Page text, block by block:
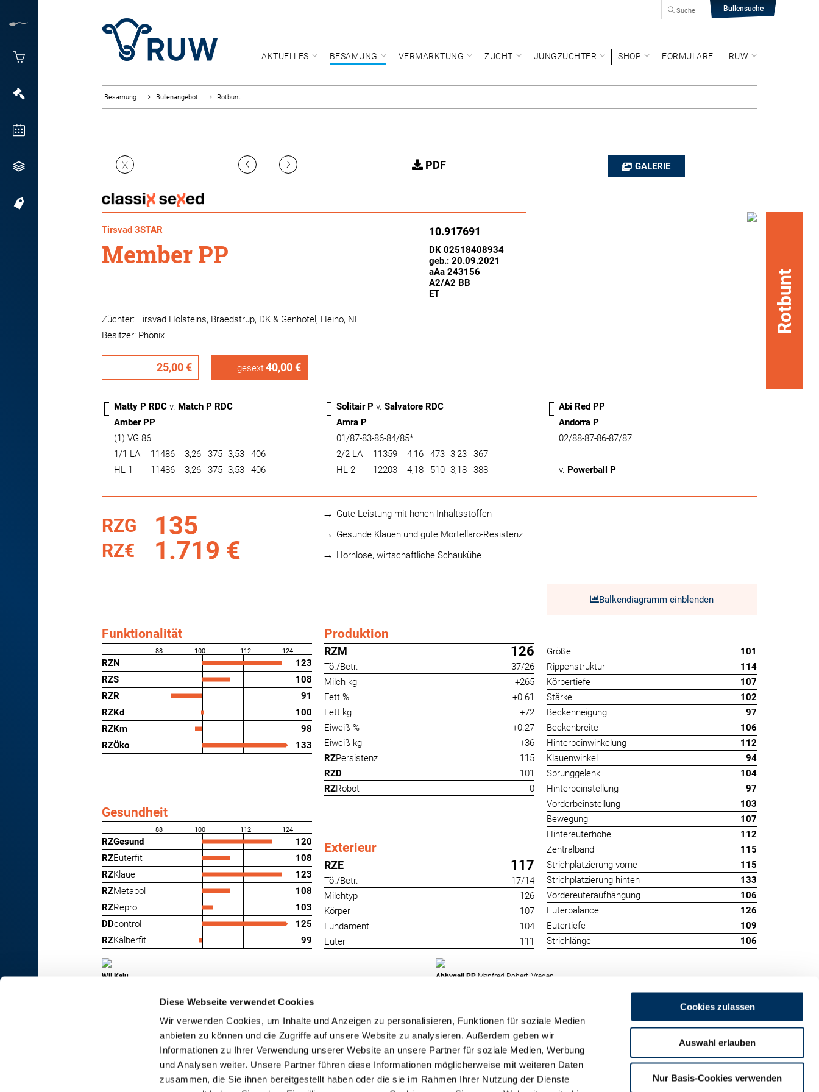
Diese Webseite verwendet Cookies
Wir verwenden Cookies, um Inhalte und Anzeigen zu personalisieren, Funktionen für soziale Medien
anbieten zu können und die Zugriffe auf unsere Website zu analysieren. Außerdem geben wir
Informationen zu Ihrer Verwendung unserer Website an unsere Partner für soziale Medien, Werbung
und Analysen weiter. Unsere Partner führen diese Informationen möglicherweise mit weiteren Daten
zusammen, die Sie ihnen bereitgestellt haben oder die sie im Rahmen Ihrer Nutzung der Dienste
Cookies zulassen
Auswahl erlauben
Nur Basis-Cookies verwenden
Bullensuche
Suche
AKTUELLES BESAMUNG VERMARKTUNG ZUCHT JUNGZÜCHTER SHOP FORMULARE RUW
Besamung Bullenangebot Rotbunt
X ‹ › PDF GALERIE
Tirsvad 3STAR
Member PP
10.917691
DK 02518408934
geb.: 20.09.2021
aAa 243156
A2/A2 BB
ET
Züchter: Tirsvad Holsteins, Braedstrup, DK & Genhotel, Heino, NL
Besitzer: Phönix
25,00 € gesext40,00 €
Rotbunt
Matty P RDC v. Match P RDC
Amber PP
(1) VG 86
1/1 LA
11486 3,26 375 3,53
406
HL 1
11486 3,26 375 3,53 406
Solitair P v. Salvatore RDC
Amra P
01/87-83-86-84/85*
2/2 LA
11359 4,16 473 3,23
367
HL 2
12203 4,18 510 3,18 388
Abi Red PP
Andorra P
02/88-87-86-87/87
v. Powerball P
RZG 135
RZ€ 1.719 €
Gute Leistung mit hohen Inhaltsstoffen
Gesunde Klauen und gute Mortellaro-Resistenz
Hornlose, wirtschaftliche Schaukühe
Balkendiagramm einblenden
Funktionalität
88 100 112 124
RZN
123
RZS
108
RZR
91
RZKd
100
RZKm
98
RZÖko
133
Gesundheit
88 100 112 124
RZGesund
120
RZEuterfit
108
RZKlaue
123
RZMetabol
108
RZRepro
103
DDcontrol
125
RZKälberfit 99
Produktion
RZM 126
Tö./Betr.
37/26
Milch kg
+265
Fett %
+0.61
Fett kg
+72
Eiweiß %
+0.27
Eiweiß kg
+36
RZPersistenz
115
RZD
101
RZRobot 0
Exterieur
RZE 117
Tö./Betr.
17/14
Milchtyp
126
Körper
107
Fundament
104
Euter
111
Größe
101
Rippenstruktur
114
Körpertiefe
107
Stärke
102
Beckenneigung
97
Beckenbreite
106
Hinterbeinwinkelung
112
Klauenwinkel
94
Sprunggelenk
104
Hinterbeinstellung
97
Vorderbeinstellung
103
Bewegung
107
Hintereuterhöhe
112
Zentralband
115
Strichplatzierung vorne
115
Strichplatzierung hinten
133
Vordereuteraufhängung
106
Euterbalance
126
Eutertiefe
109
Strichlänge
106
Wil Kalu Abbygail PPManfred Robert, Vreden
RINDER-UNION WEST eG
RUW-Zentrale Münster
RUW-Regionalzentrum
Nordrhein
RUW-Regionalzentrum
Rheinland-Pfalz/Saarland